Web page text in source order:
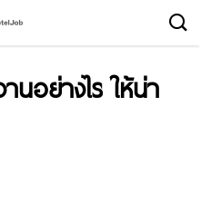
นอย่างไร ให้น่า